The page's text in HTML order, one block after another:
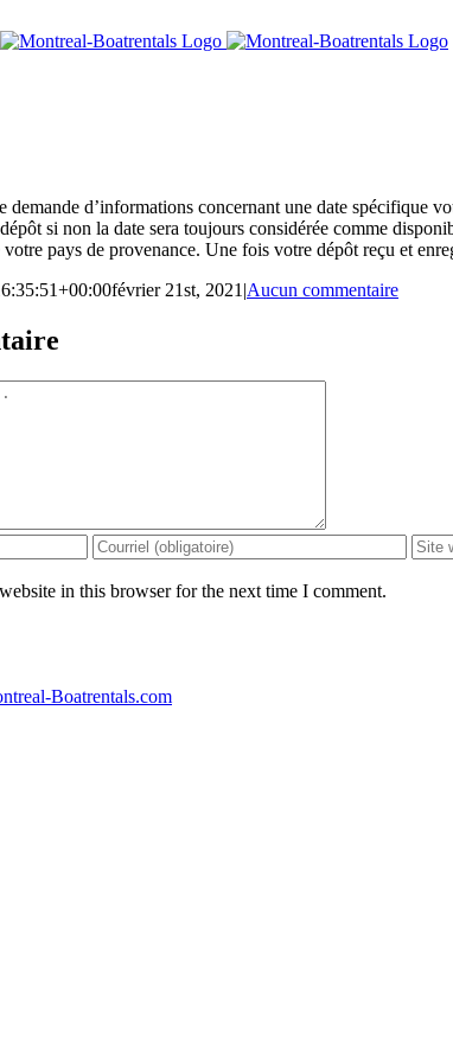
demande d’informations concernant une date spécifique
si non la date sera toujours considérée comme
pays de provenance. Une fois votre dépôt reçu et
février 21st, 2021 |Aucun commentaire
in this browser for the next time I comment.
Boatrentals.com